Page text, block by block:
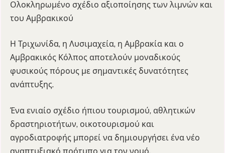
Ολοκληρωμένο σχέδιο αξιοποίησης των λιμνών και
του Αμβρακικού
Η Τριχωνίδα, η Λυσιμαχεία, η Αμβρακία και ο
Αμβρακικός Κόλπος αποτελούν μοναδικούς
φυσικούς πόρους με σημαντικές δυνατότητες
ανάπτυξης.
Ένα ενιαίο σχέδιο ήπιου τουρισμού, αθλητικών
δραστηριοτήτων, οικοτουρισμού και
αγροδιατροφής μπορεί να δημιουργήσει ένα νέο